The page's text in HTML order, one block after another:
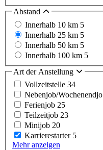
Abstand
Innerhalb 10 km 5
Innerhalb 25 km 5
Innerhalb 50 km 5
Innerhalb 100 km 5
Art der Anstellung
Vollzeitstelle 34
Nebenjob/
Ferienjob 25
Teilzeitjob 23
Minijob 20
Karrierestarter 5
Mehr anzeigen